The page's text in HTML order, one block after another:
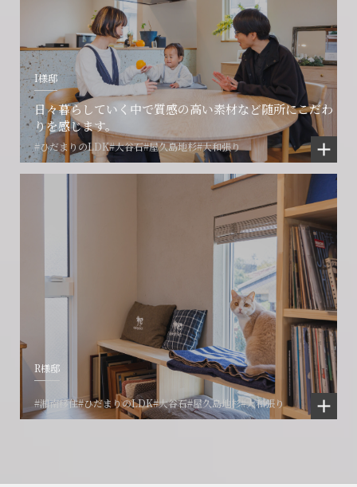
I様邸
日々暮らしていく中で質感の高い素材など随所にこだわ
りを感じます。
#ひだまりのLDK#大谷石#屋久島地杉#大和張り
R様邸
#湘南移住#ひだまりのLDK#大谷石#屋久島地杉#大和張り